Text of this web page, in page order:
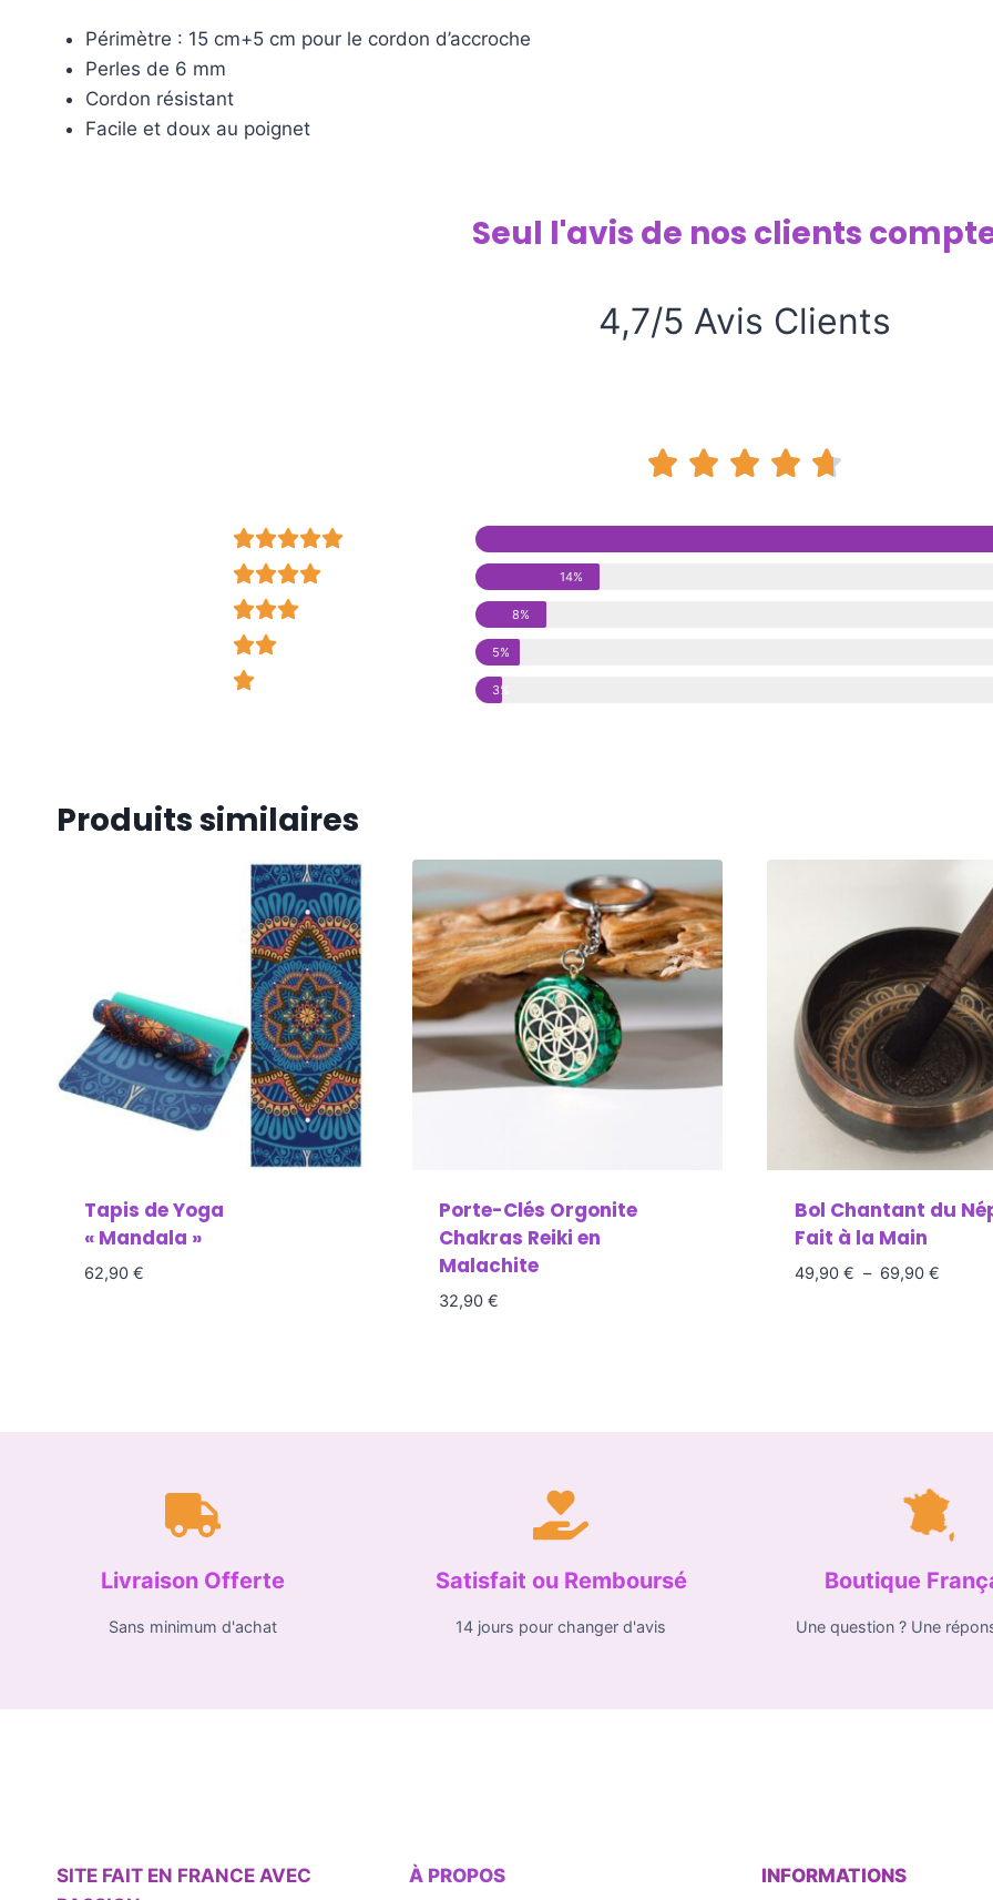
Périmètre : 15 cm+5 cm pour le cordon d’accroche
Perles de 6 mm
Cordon résistant
Facile et doux au poignet
Seul l'avis de nos clients
4,7/5 Avis Clients
    





14%
8%
5%
3%
Produits similaires
Tapis de Yoga
« Mandala »
62,90 €
Porte-Clés Orgonite
Chakras Reiki en
Malachite
32,90 €
Bol Chantant du
Fait à la Main
49,90 € – 69,90 €
Livraison Offerte
Sans minimum d'achat
Satisfait ou Remboursé
14 jours pour changer d'avis
Boutique
Une question ? Une
SITE FAIT EN FRANCE AVEC
À PROPOS INFORMATIONS